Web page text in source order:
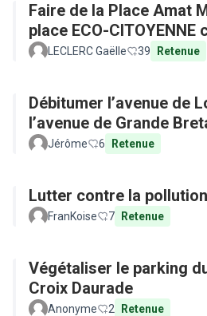
Faire de la Place Amat
place ECO-CITOYENNE
LECLERC Gaëlle 39 Retenue
Débitumer l’avenue de
l’avenue de Grande
Jérôme 6 Retenue
Lutter contre la
FranKoise 7 Retenue
Végétaliser le parking
Croix Daurade
Anonyme 2 Retenue